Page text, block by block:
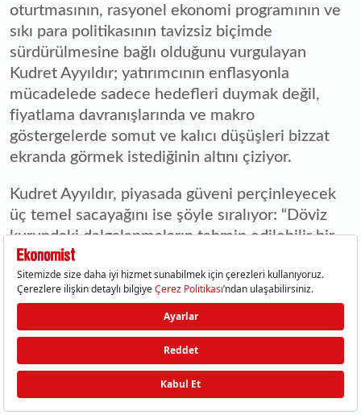
oturtmasının, rasyonel ekonomi programının ve
sıkı para politikasının tavizsiz biçimde
sürdürülmesine bağlı olduğunu vurgulayan
Kudret Ayyıldır; yatırımcının enflasyonla
mücadelede sadece hedefleri duymak değil,
fiyatlama davranışlarında ve makro
göstergelerde somut ve kalıcı düşüşleri bizzat
ekranda görmek istediğinin altını çiziyor.
Kudret Ayyıldır, piyasada güveni perçinleyecek
üç temel sacayağını ise şöyle sıralıyor: “Döviz
kurundaki dalgalanmaların tahmin edilebilir bir
bantta dengelenmesi, TCMB’nin rezervlerindeki
yapısal toparlanmanın güçlenerek devam etmesi
ve kredi notu artış döngüsünün sürmesi. Yabancı
sermaye, yapısal reform ajandasından ve sıkı
duruştan geri adım atılmayacağına ikna olduğu
an, portföy akışlarındaki o ‘bekle-gör’ ya da anlık
kâr realizasyonu refleksleri yerini çok daha kalıcı